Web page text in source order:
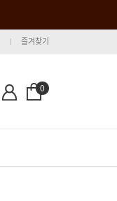
즐겨찾기
0